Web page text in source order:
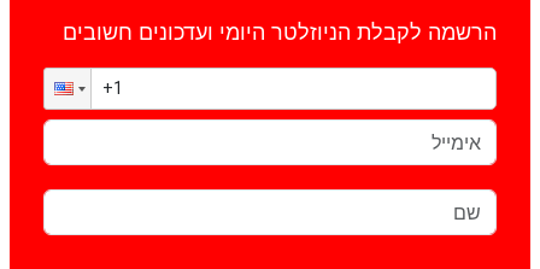
הרשמה לקבלת הניוזלטר היומי ועדכונים חשובים